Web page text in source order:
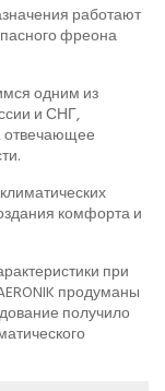
работают
фреона
одним из
и СНГ,
отвечающее
комфорта и
при
продуманы
получило